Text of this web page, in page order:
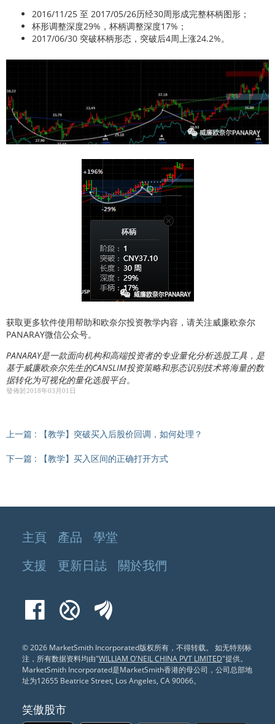
2016/11/25 至 2017/05/26历经30周形成完整杯柄图形；
杯形调整深度29%，杯柄调整深度17%；
2017/06/30 突破杯柄形态，突破后4周上涨24.2%。
获取更多软件使用帮助和欧奈尔投资教学内容，请关注威廉欧奈尔
PANARAY微信公众号。
PANARAY是一款面向机构和高端投资者的专业量化分析选股工具，是
基于威廉欧奈尔先生的CANSLIM投资策略和形态识别技术将海量的数
据转化为可视化的量化选股平台。
發佈於2018年03月01日
上一篇 : 【教学】突破买入后股价回调，如何处理？
下一篇 : 【教学】买入区间的正确打开方式
主頁 產品
學堂
支援
更新日誌 關於我們
FacebookXueqiu
© 2026 MarketSmith Incorporated版权所有，不得转载。 如无特别标
注，所有数据资料均由"WILLIAM O'NEIL CHINA PVT LIMITED"提供。
MarketSmith Incorporated是MarketSmith香港的母公司，公司总部地
址为12655 Beatrice Street, Los Angeles, CA 90066。
笑傲股市